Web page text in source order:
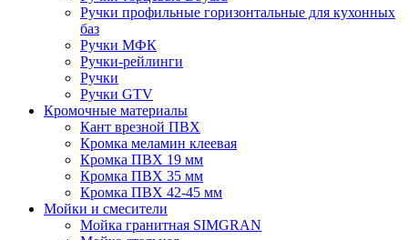
Ручки профильные горизонтальные для кухонных
баз
Ручки МФК
Ручки-рейлинги
Ручки
Ручки GTV
Кромочные материалы
Кант врезной ПВХ
Кромка меламин клеевая
Кромка ПВХ 19 мм
Кромка ПВХ 35 мм
Кромка ПВХ 42-45 мм
Мойки и смесители
Мойка гранитная SIMGRAN